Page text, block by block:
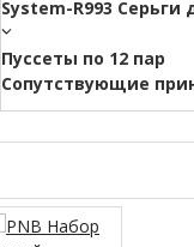
System-R993 Серьги
Пуссеты по 12 пар
Cопутствующие